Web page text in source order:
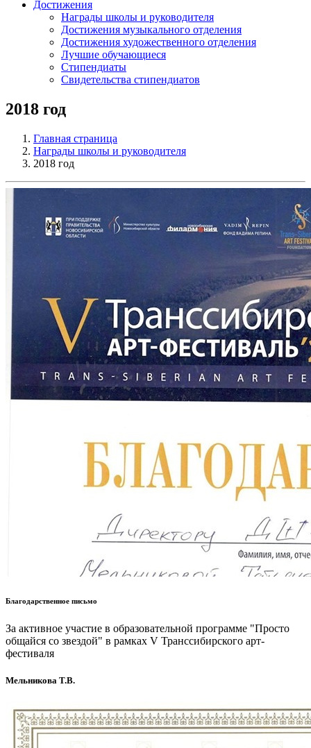
Достижения
Награды школы и руководителя
Достижения музыкального отделения
Достижения художественного отделения
Лучшие обучающиеся
Стипендиаты
Свидетельства стипендиатов
2018 год
Главная страница
Награды школы и руководителя
2018 год
Благодарственное письмо
За активное участие в образовательной программе "Просто
общайся со звездой" в рамках V Транссибирского арт-
фестиваля
Мельникова Т.В.